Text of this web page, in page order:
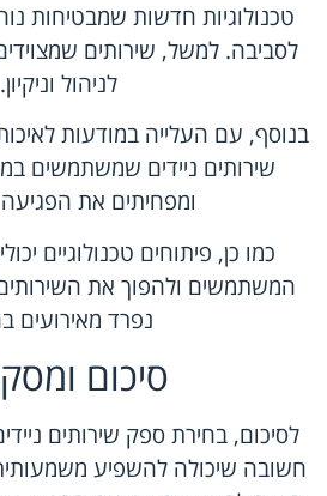
טכנולוגיות חדשות שמבטיחות
לסביבה. למשל, שירותים
לניהול וניקיון.
בנוסף, עם העלייה במודעות
שירותים ניידים שמשתמשים
ומפחיתים את
כמו כן, פיתוחים טכנולוגיים
המשתמשים ולהפוך את
נפרד מאירועים
סיכום
לסיכום, בחירת ספק שירותים
חשובה שיכולה להשפיע